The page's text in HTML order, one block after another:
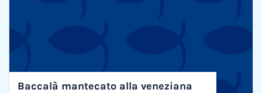
Baccalà mantecato alla veneziana